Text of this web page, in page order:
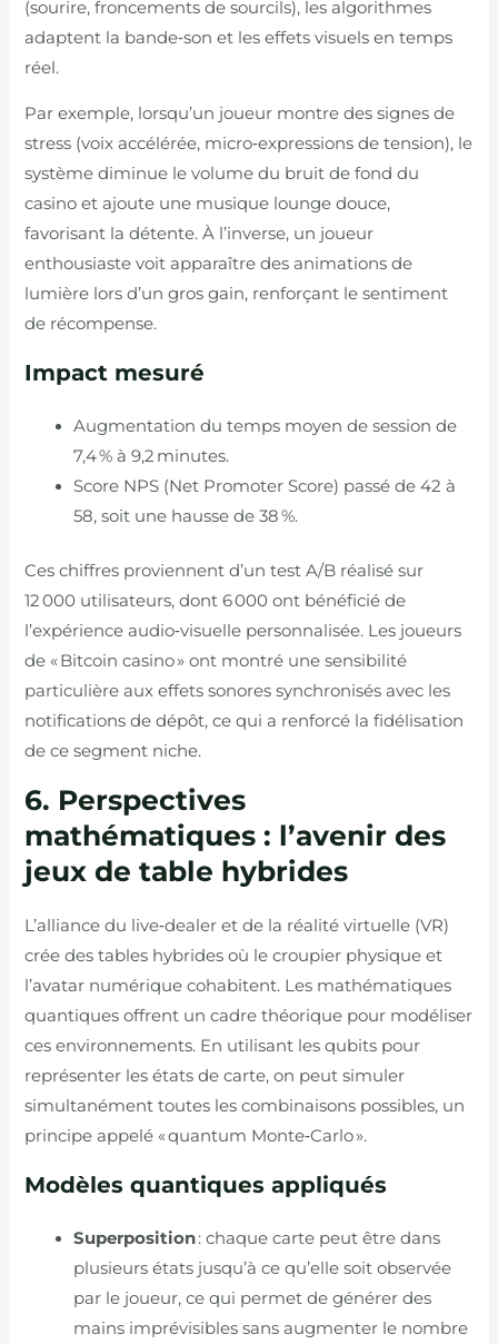
(sourire, froncements de sourcils), les algorithmes
adaptent la bande‑son et les effets visuels en temps
réel.
Par exemple, lorsqu’un joueur montre des signes de
stress (voix accélérée, micro‑expressions de tension), le
système diminue le volume du bruit de fond du
casino et ajoute une musique lounge douce,
favorisant la détente. À l’inverse, un joueur
enthousiaste voit apparaître des animations de
lumière lors d’un gros gain, renforçant le sentiment
de récompense.
Impact mesuré
Augmentation du temps moyen de session de
7,4 % à 9,2 minutes.
Score NPS (Net Promoter Score) passé de 42 à
58, soit une hausse de 38 %.
Ces chiffres proviennent d’un test A/B réalisé sur
12 000 utilisateurs, dont 6 000 ont bénéficié de
l’expérience audio‑visuelle personnalisée. Les joueurs
de « Bitcoin casino » ont montré une sensibilité
particulière aux effets sonores synchronisés avec les
notifications de dépôt, ce qui a renforcé la fidélisation
de ce segment niche.
6. Perspectives
mathématiques : l’avenir des
jeux de table hybrides
L’alliance du live‑dealer et de la réalité virtuelle (VR)
crée des tables hybrides où le croupier physique et
l’avatar numérique cohabitent. Les mathématiques
quantiques offrent un cadre théorique pour modéliser
ces environnements. En utilisant les qubits pour
représenter les états de carte, on peut simuler
simultanément toutes les combinaisons possibles, un
principe appelé « quantum Monte‑Carlo ».
Modèles quantiques appliqués
Superposition: chaque carte peut être dans
plusieurs états jusqu’à ce qu’elle soit observée
par le joueur, ce qui permet de générer des
mains imprévisibles sans augmenter le nombre